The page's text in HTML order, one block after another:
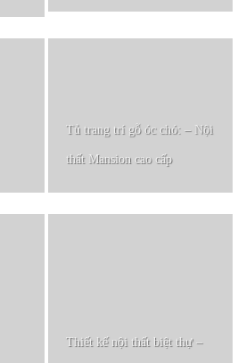
Tủ trang trí gỗ óc chó: – Nội
thất Mansion cao cấp
Thiết kế nội thất biệt thự –